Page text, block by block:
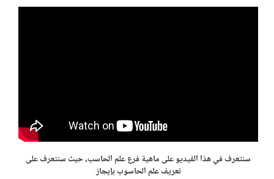
سنتعرف في هذا الفيديو على ماهية فرع علم الحاسب، حيث سنتعرف على
تعريف علم الحاسوب بإيجاز